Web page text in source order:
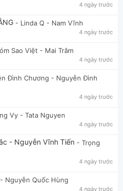
4 ngày trước
- Linda Q - Nam Vĩnh
4 ngày trước
Sao Việt - Mai Trâm
4 ngày trước
Đình Chương - Nguyễn Đình
4 ngày trước
Vy - Tata Nguyen
4 ngày trước
- Nguyễn Vĩnh Tiến - Trọng
4 ngày trước
- Nguyễn Quốc Hùng
4 ngày trước